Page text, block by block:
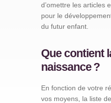
d’omettre les articles
pour le
du futur enfant.
Que contient
naissance ?
En fonction de votre
vos moyens, la liste